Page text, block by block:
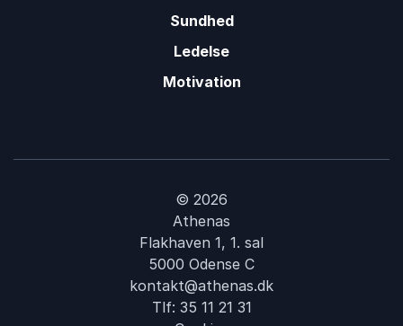
Sundhed
Ledelse
Motivation
© 2026
Athenas
Flakhaven 1, 1. sal
5000 Odense C
kontakt@athenas.dk
Tlf: 35 11 21 31